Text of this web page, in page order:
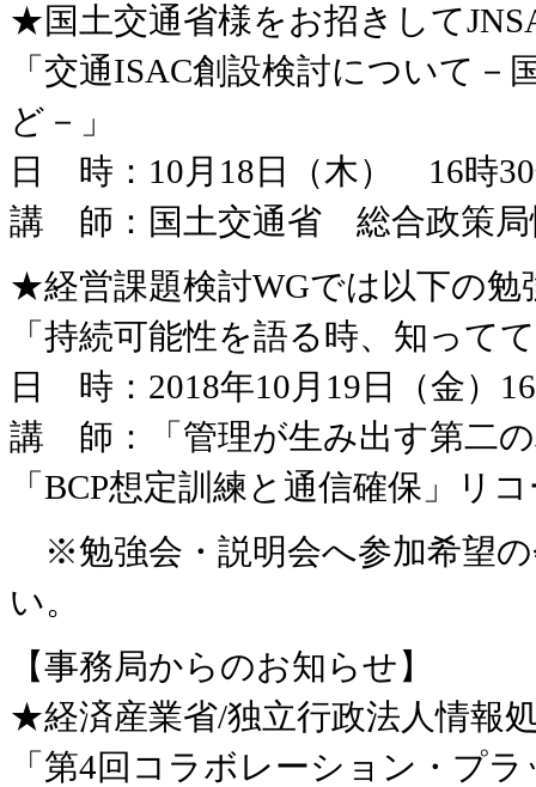
★国土交通省様をお招きして
「交通ISAC創設検討について
ど－」
日 時：10月18日（木） 16時30
講 師：国土交通省 総合政策
★経営課題検討WGでは以下の勉
「持続可能性を語る時、知って
日 時：2018年10月19日（金）
講 師：「管理が生み出す第二
「BCP想定訓練と通信確保」
※勉強会・説明会へ参加希望の
い。
【事務局からのお知らせ】
★経済産業省/独立行政法人情報
「第4回コラボレーション・プ